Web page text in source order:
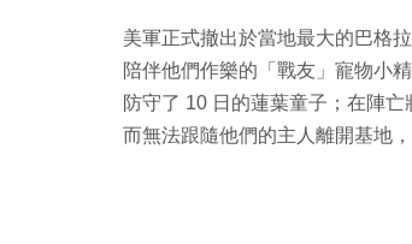
美軍正式撤出於當地最大的巴格
陪伴他們作樂的「戰友」寵物小
防守了 10 日的蓮葉童子；在陣
而無法跟隨他們的主人離開基地